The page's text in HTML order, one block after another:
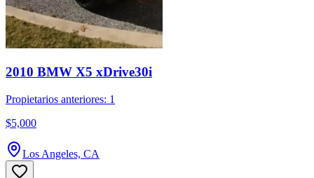
2010 BMW X5 xDrive30i
Propietarios anteriores: 1
$5,000
Los Angeles, CA